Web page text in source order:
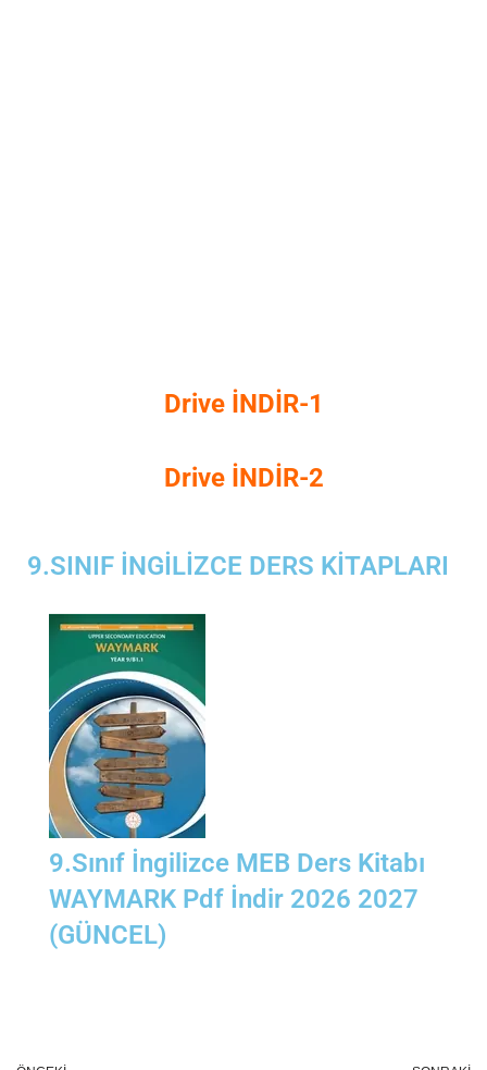
Drive İNDİR-1
Drive İNDİR-2
9.SINIF İNGİLİZCE DERS KİTAPLARI
9.Sınıf İngilizce MEB Ders Kitabı
WAYMARK Pdf İndir 2026 2027
(GÜNCEL)